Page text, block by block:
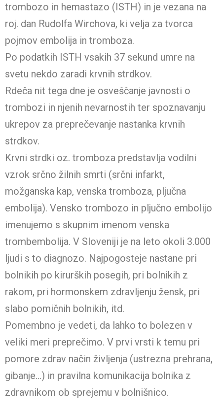
trombozo in hemastazo (ISTH) in je vezana na
roj. dan Rudolfa Wirchova, ki velja za tvorca
pojmov embolija in tromboza.
Po podatkih ISTH vsakih 37 sekund umre na
svetu nekdo zaradi krvnih strdkov.
Rdeča nit tega dne je osveščanje javnosti o
trombozi in njenih nevarnostih ter spoznavanju
ukrepov za preprečevanje nastanka krvnih
strdkov.
Krvni strdki oz. tromboza predstavlja vodilni
vzrok srčno žilnih smrti (srčni infarkt,
možganska kap, venska tromboza, pljučna
embolija). Vensko trombozo in pljučno embolijo
imenujemo s skupnim imenom venska
trombembolija. V Sloveniji je na leto okoli 3.000
ljudi s to diagnozo. Najpogosteje nastane pri
bolnikih po kirurških posegih, pri bolnikih z
rakom, pri hormonskem zdravljenju žensk, pri
slabo pomičnih bolnikih, itd.
Pomembno je vedeti, da lahko to bolezen v
veliki meri preprečimo. V prvi vrsti k temu pri
pomore zdrav način življenja (ustrezna prehrana,
gibanje…) in pravilna komunikacija bolnika z
zdravnikom ob sprejemu v bolnišnico.